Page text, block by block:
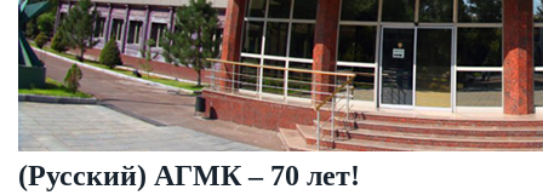
(Русский) АГМК – 70 лет!